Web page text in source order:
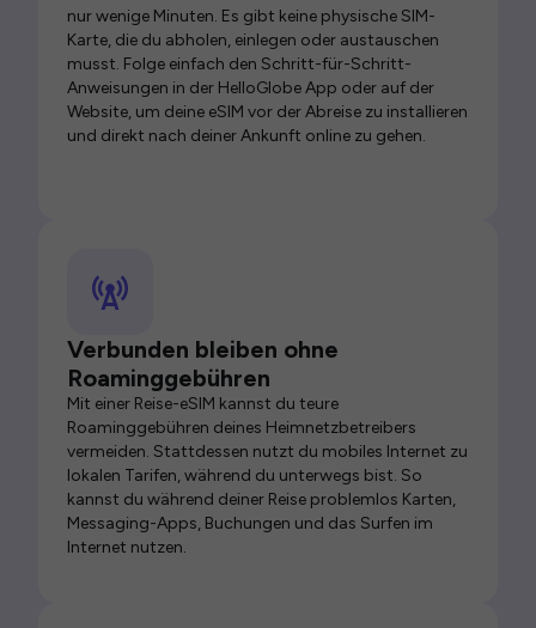
nur wenige Minuten. Es gibt keine physische SIM-
Karte, die du abholen, einlegen oder austauschen
musst. Folge einfach den Schritt-für-Schritt-
Anweisungen in der HelloGlobe App oder auf der
Website, um deine eSIM vor der Abreise zu installieren
und direkt nach deiner Ankunft online zu gehen.
Verbunden bleiben ohne
Roaminggebühren
Mit einer Reise-eSIM kannst du teure
Roaminggebühren deines Heimnetzbetreibers
vermeiden. Stattdessen nutzt du mobiles Internet zu
lokalen Tarifen, während du unterwegs bist. So
kannst du während deiner Reise problemlos Karten,
Messaging-Apps, Buchungen und das Surfen im
Internet nutzen.